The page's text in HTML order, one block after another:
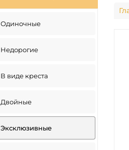
Одиночные
Недорогие
В виде креста
Двойные
Эксклюзивные